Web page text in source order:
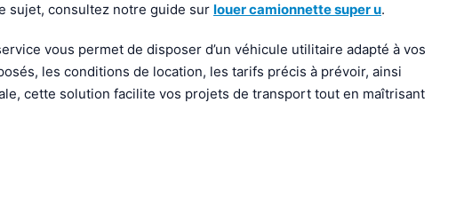
sujet, consultez notre guide sur louer camionnette super u.
vous permet de disposer d’un véhicule utilitaire adapté à vos
les conditions de location, les tarifs précis à prévoir, ainsi
cette solution facilite vos projets de transport tout en maîtrisant